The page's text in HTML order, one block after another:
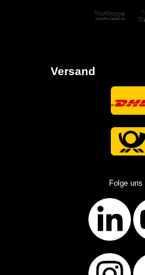
Versand
Folge uns